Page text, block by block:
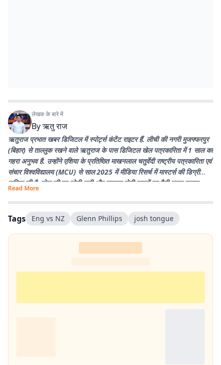
लेखक के बारे में
Byऋतु राज
ऋतुराज प्रभात खबर डिजिटल में स्पोर्ट्स कंटेंट राइटर हैं. लीची की नगरी मुजफ्फरपुर
(बिहार) से ताल्लुक रखने वाले ऋतुराज के पास डिजिटल खेल पत्रकारिता में 1 साल का
गहरा अनुभव है. उन्होंने एशिया के प्रतिष्ठित माखनलाल चतुर्वेदी राष्ट्रीय पत्रकारिता एवं
संचार विश्वविद्यालय (MCU) से साल 2025 में मीडिया रिसर्च में मास्टर्स की डिग्री
हासिल की है. खेल की हर छोटी-बड़ी और वायरल होती खबरों पर पैनी नजर रखना
सटीक और विश्लेषण से भरी खबर सबसे पहले पहुंचाना है. पढ़ने और क्रिकेट खेलने के
शौकीन ऋतुराज खेल को सिर्फ कवर नहीं करते, बल्कि उसकी बारीकियों को जीते हैं.
Read More
Tags Eng vs NZ Glenn Phillips josh tongue